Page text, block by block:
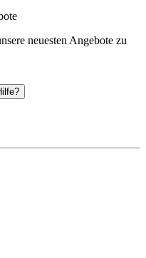
neuesten Angebote zu